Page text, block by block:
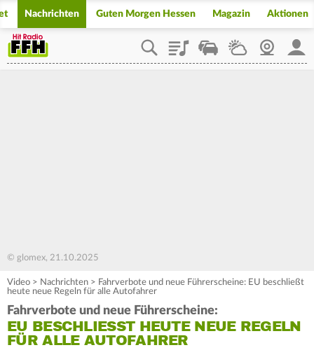
Nachrichten Guten Morgen Hessen Magazin Aktionen
PlaylistStaupilotWetterWebcam
© glomex, 21.10.2025
Video > Nachrichten > Fahrverbote und neue Führerscheine: EU beschließt
heute neue Regeln für alle Autofahrer
Fahrverbote und neue Führerscheine:
EU BESCHLIESST HEUTE NEUE REGELN F
ÜR ALLE AUTOFAHRER